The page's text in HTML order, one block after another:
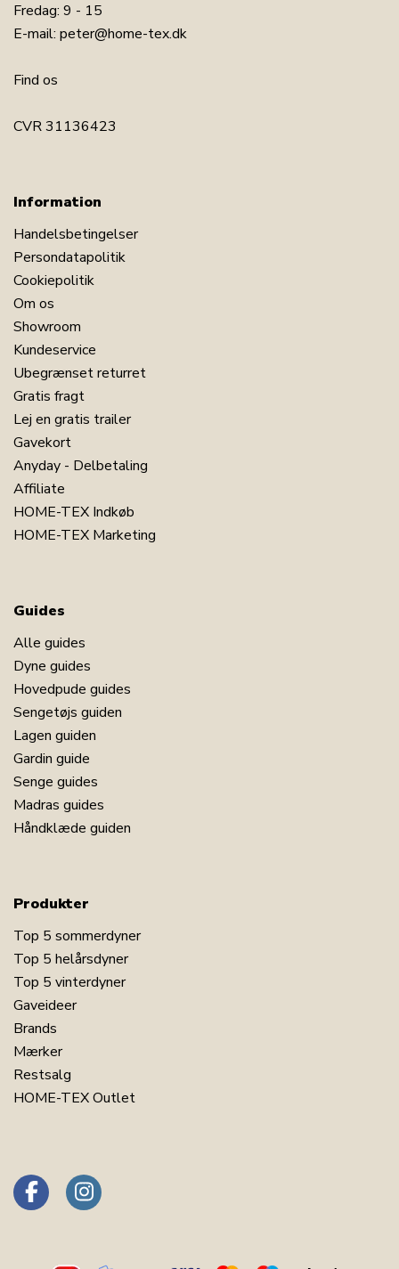
Fredag: 9 - 15
E-mail: peter@home-tex.dk
Find os
CVR 31136423
Information
Handelsbetingelser
Persondatapolitik
Cookiepolitik
Om os
Showroom
Kundeservice
Ubegrænset returret
Gratis fragt
Lej en gratis trailer
Gavekort
Anyday - Delbetaling
Affiliate
HOME-TEX Indkøb
HOME-TEX Marketing
Guides
Alle guides
Dyne guides
Hovedpude guides
Sengetøjs guiden
Lagen guiden
Gardin guide
Senge guides
Madras guides
Håndklæde guiden
Produkter
Top 5 sommerdyner
Top 5 helårsdyner
Top 5 vinterdyner
Gaveideer
Brands
Mærker
Restsalg
HOME-TEX Outlet